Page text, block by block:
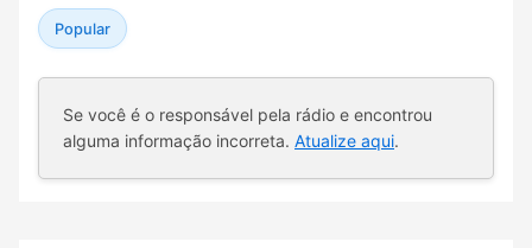
Popular
Se você é o responsável pela rádio e encontrou
alguma informação incorreta. Atualize aqui.